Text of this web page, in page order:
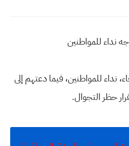
نداء للمواطنين
نداء للمواطنين، فيما دعتهم إلى
حظر التجوال.